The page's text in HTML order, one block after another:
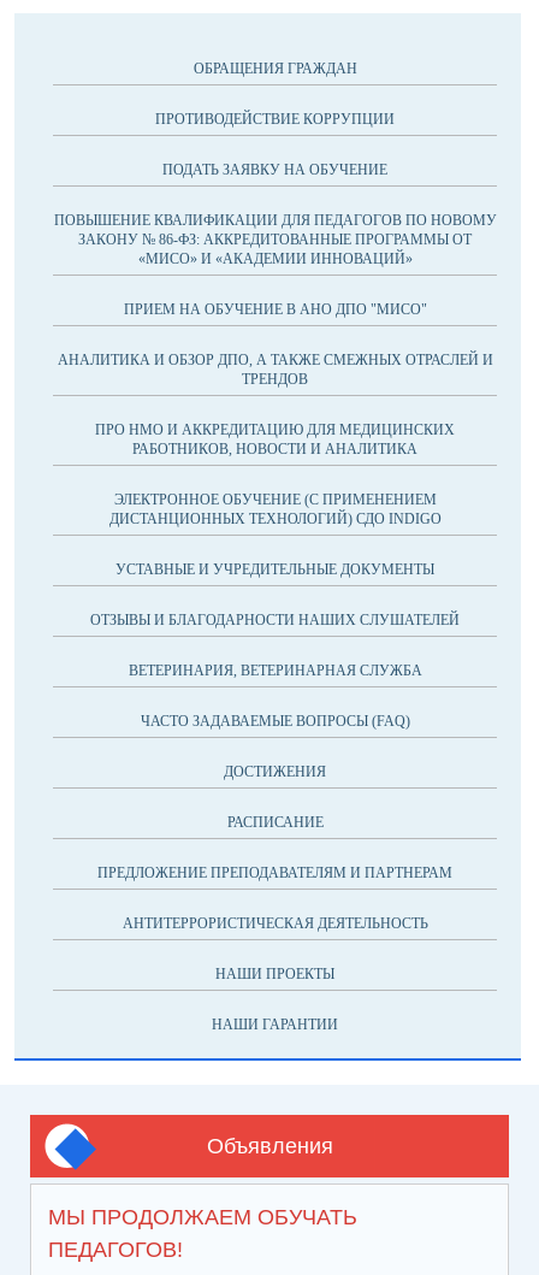
ОБРАЩЕНИЯ ГРАЖДАН
ПРОТИВОДЕЙСТВИЕ КОРРУПЦИИ
ПОДАТЬ ЗАЯВКУ НА ОБУЧЕНИЕ
ПОВЫШЕНИЕ КВАЛИФИКАЦИИ ДЛЯ ПЕДАГОГОВ ПО НОВОМУ
ЗАКОНУ № 86-ФЗ: АККРЕДИТОВАННЫЕ ПРОГРАММЫ ОТ
«МИСО» И «АКАДЕМИИ ИННОВАЦИЙ»
ПРИЕМ НА ОБУЧЕНИЕ В АНО ДПО "МИСО"
АНАЛИТИКА И ОБЗОР ДПО, А ТАКЖЕ СМЕЖНЫХ ОТРАСЛЕЙ И
ТРЕНДОВ
ПРО НМО И АККРЕДИТАЦИЮ ДЛЯ МЕДИЦИНСКИХ
РАБОТНИКОВ, НОВОСТИ И АНАЛИТИКА
ЭЛЕКТРОННОЕ ОБУЧЕНИЕ (С ПРИМЕНЕНИЕМ
ДИСТАНЦИОННЫХ ТЕХНОЛОГИЙ) СДО INDIGO
УСТАВНЫЕ И УЧРЕДИТЕЛЬНЫЕ ДОКУМЕНТЫ
ОТЗЫВЫ И БЛАГОДАРНОСТИ НАШИХ СЛУШАТЕЛЕЙ
ВЕТЕРИНАРИЯ, ВЕТЕРИНАРНАЯ СЛУЖБА
ЧАСТО ЗАДАВАЕМЫЕ ВОПРОСЫ (FAQ)
ДОСТИЖЕНИЯ
РАСПИСАНИЕ
ПРЕДЛОЖЕНИЕ ПРЕПОДАВАТЕЛЯМ И ПАРТНЕРАМ
АНТИТЕРРОРИСТИЧЕСКАЯ ДЕЯТЕЛЬНОСТЬ
НАШИ ПРОЕКТЫ
НАШИ ГАРАНТИИ
Объявления
МЫ ПРОДОЛЖАЕМ ОБУЧАТЬ
ПЕДАГОГОВ!